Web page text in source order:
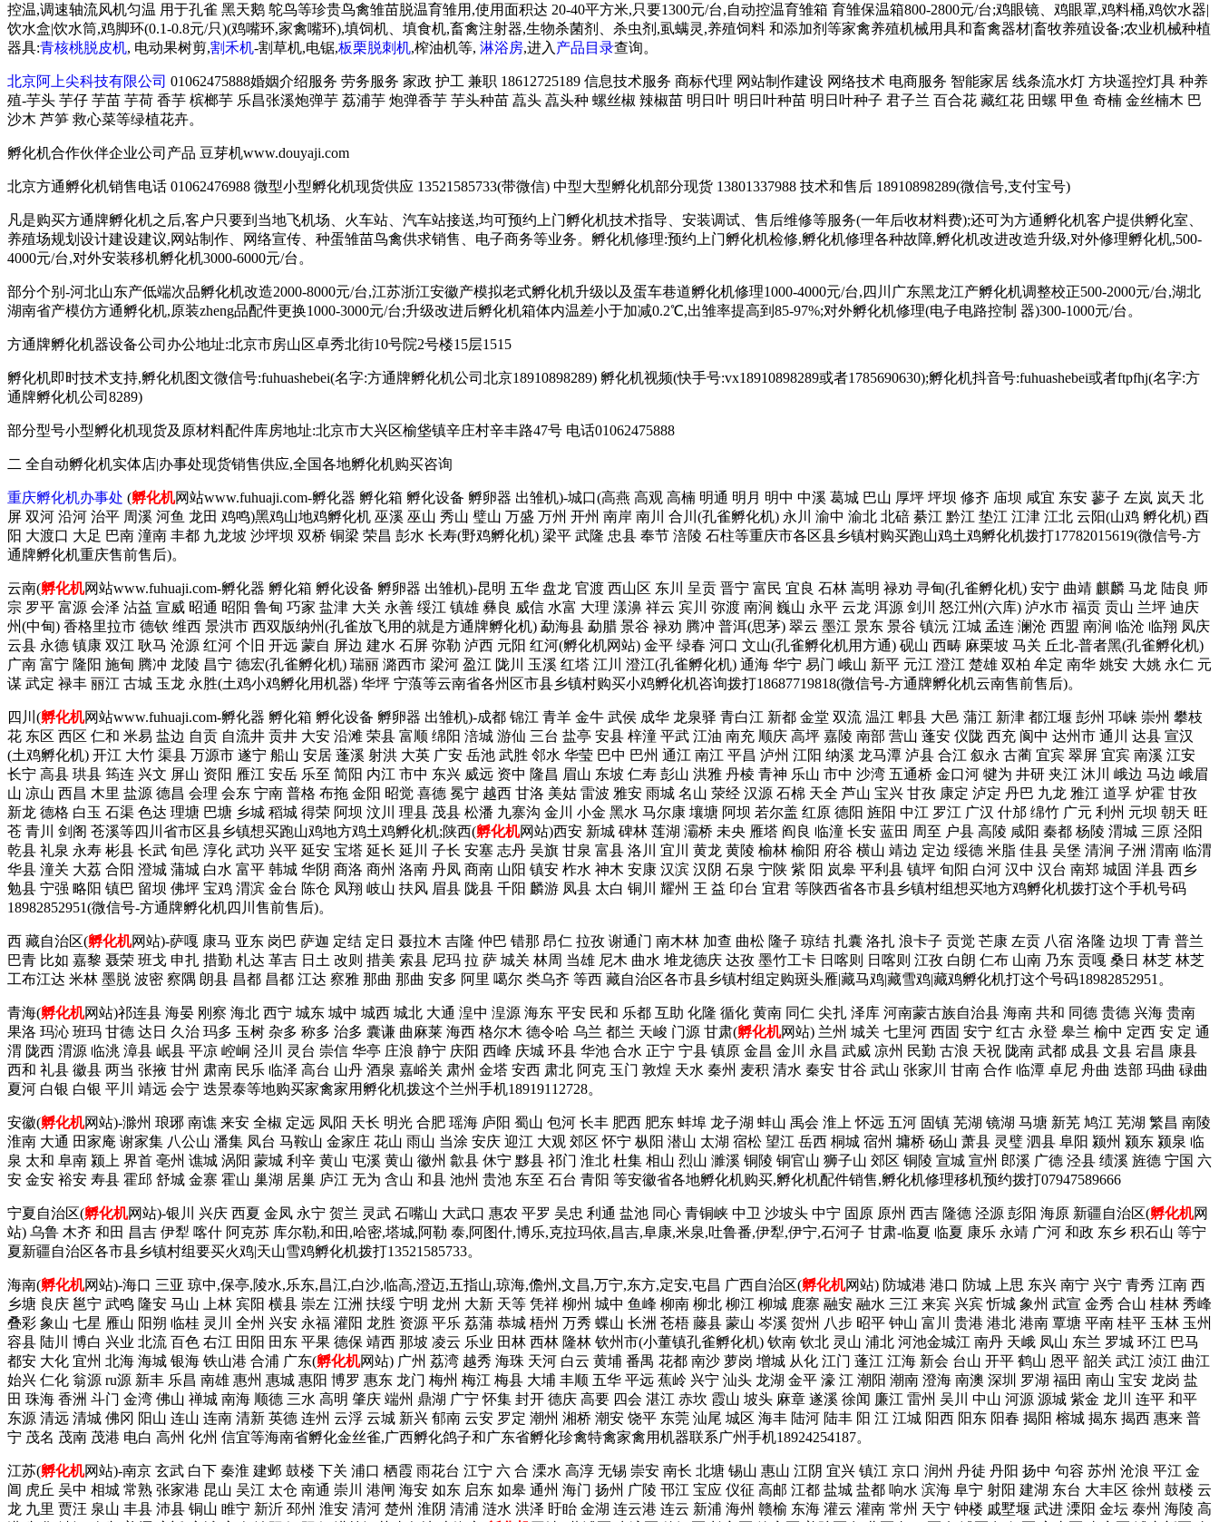
控温,调速轴流风机匀温 用于孔雀 黑天鹅 鸵鸟等珍贵鸟禽雏苗脱温育雏用,使用面积达 20-40平方米,只要1300元/台,自动控温育雏箱 育雏保温箱800-2800元/台;鸡眼镜、鸡眼罩,鸡料桶,鸡饮水器|
饮水盒|饮水筒,鸡脚环(0.1-0.8元/只)(鸡嘴环,家禽嘴环),填饲机、填食机,畜禽注射器,生物杀菌剂、杀虫剂,虱螨灵,养殖饲料 和添加剂等家禽养殖机械用具和畜禽器材|畜牧养殖设备;农业机械种植
器具:青核桃脱皮机, 电动果树剪,割禾机-割草机,电锯,板栗脱刺机,榨油机等, 淋浴房,进入 产品目录查询。
北京阿上尖科技有限公司 01062475888婚姻介绍服务 劳务服务 家政 护工 兼职 18612725189 信息技术服务 商标代理 网站制作建设 网络技术 电商服务 智能家居 线条流水灯 方块遥控灯具 种养
殖-芋头 芋仔 芋苗 芋荷 香芋 槟榔芋 乐昌张溪炮弹芋 荔浦芋 炮弹香芋 芋头种苗 藠头 藠头种 螺丝椒 辣椒苗 明日叶 明日叶种苗 明日叶种子 君子兰 百合花 藏红花 田螺 甲鱼 奇楠 金丝楠木 巴
沙木 芦笋 救心菜等绿植花卉。
孵化机合作伙伴企业公司产品 豆芽机www.douyaji.com
北京方通孵化机销售电话 01062476988 微型小型孵化机现货供应 13521585733(带微信) 中型大型孵化机部分现货 13801337988 技术和售后 18910898289(微信号,支付宝号)
凡是购买方通牌孵化机之后,客户只要到当地飞机场、火车站、汽车站接送,均可预约上门孵化机技术指导、安装调试、售后维修等服务(一年后收材料费);还可为方通孵化机客户提供孵化室、
养殖场规划设计建设建议,网站制作、网络宣传、种蛋雏苗鸟禽供求销售、电子商务等业务。孵化机修理:预约上门孵化机检修,孵化机修理各种故障,孵化机改进改造升级,对外修理孵化机,500-
4000元/台,对外安装移机孵化机3000-6000元/台。
部分个别-河北山东产低端次品孵化机改造2000-8000元/台,江苏浙江安徽产模拟老式孵化机升级以及蛋车巷道孵化机修理1000-4000元/台,四川广东黑龙江产孵化机调整校正500-2000元/台,湖北
湖南省产模仿方通孵化机,原装zheng品配件更换1000-3000元/台;升级改进后孵化机箱体内温差小于加减0.2℃,出雏率提高到85-97%;对外孵化机修理(电子电路控制 器)300-1000元/台。
方通牌孵化机器设备公司办公地址:北京市房山区卓秀北街10号院2号楼15层1515
孵化机即时技术支持,孵化机图文微信号:fuhuashebei(名字:方通牌孵化机公司北京18910898289) 孵化机视频(快手号:vx18910898289或者1785690630);孵化机抖音号:fuhuashebei或者ftpfhj(名字:方
通牌孵化机公司8289)
部分型号小型孵化机现货及原材料配件库房地址:北京市大兴区榆垡镇辛庄村辛丰路47号 电话01062475888
二 全自动孵化机实体店|办事处现货销售供应,全国各地孵化机购买咨询
重庆孵化机办事处 (孵化机网站www.fuhuaji.com-孵化器 孵化箱 孵化设备 孵卵器 出雏机)-城口(高燕 高观 高楠 明通 明月 明中 中溪 葛城 巴山 厚坪 坪坝 修齐 庙坝 咸宜 东安 蓼子 左岚 岚天 北
屏 双河 沿河 治平 周溪 河鱼 龙田 鸡鸣)黑鸡山地鸡孵化机 巫溪 巫山 秀山 璧山 万盛 万州 开州 南岸 南川 合川(孔雀孵化机) 永川 渝中 渝北 北碚 綦江 黔江 垫江 江津 江北 云阳(山鸡 孵化机) 酉
阳 大渡口 大足 巴南 潼南 丰都 九龙坡 沙坪坝 双桥 铜梁 荣昌 彭水 长寿(野鸡孵化机) 梁平 武隆 忠县 奉节 涪陵 石柱等重庆市各区县乡镇村购买跑山鸡土鸡孵化机拨打17782015619(微信号-方
通牌孵化机重庆售前售后)。
云南(孵化机网站www.fuhuaji.com-孵化器 孵化箱 孵化设备 孵卵器 出雏机)-昆明 五华 盘龙 官渡 西山区 东川 呈贡 晋宁 富民 宜良 石林 嵩明 禄劝 寻甸(孔雀孵化机) 安宁 曲靖 麒麟 马龙 陆良 师
宗 罗平 富源 会泽 沾益 宣威 昭通 昭阳 鲁甸 巧家 盐津 大关 永善 绥江 镇雄 彝良 威信 水富 大理 漾濞 祥云 宾川 弥渡 南涧 巍山 永平 云龙 洱源 剑川 怒江州(六库) 泸水市 福贡 贡山 兰坪 迪庆
州(中甸) 香格里拉市 德钦 维西 景洪市 西双版纳州(孔雀放飞用的就是方通牌孵化机) 勐海县 勐腊 景谷 禄劝 腾冲 普洱(思茅) 翠云 墨江 景东 景谷 镇沅 江城 孟连 澜沧 西盟 南涧 临沧 临翔 凤庆
云县 永德 镇康 双江 耿马 沧源 红河 个旧 开远 蒙自 屏边 建水 石屏 弥勒 泸西 元阳 红河(孵化机网站) 金平 绿春 河口 文山(孔雀孵化机用方通) 砚山 西畴 麻栗坡 马关 丘北-普者黑(孔雀孵化机)
广南 富宁 隆阳 施甸 腾冲 龙陵 昌宁 德宏(孔雀孵化机) 瑞丽 潞西市 梁河 盈江 陇川 玉溪 红塔 江川 澄江(孔雀孵化机) 通海 华宁 易门 峨山 新平 元江 澄江 楚雄 双柏 牟定 南华 姚安 大姚 永仁 元
谋 武定 禄丰 丽江 古城 玉龙 永胜(土鸡小鸡孵化用机器) 华坪 宁蒗等云南省各州区市县乡镇村购买小鸡孵化机咨询拨打18687719818(微信号-方通牌孵化机云南售前售后)。
四川(孵化机网站www.fuhuaji.com-孵化器 孵化箱 孵化设备 孵卵器 出雏机)-成都 锦江 青羊 金牛 武侯 成华 龙泉驿 青白江 新都 金堂 双流 温江 郫县 大邑 蒲江 新津 都江堰 彭州 邛崃 崇州 攀枝
花 东区 西区 仁和 米易 盐边 自贡 自流井 贡井 大安 沿滩 荣县 富顺 绵阳 涪城 游仙 三台 盐亭 安县 梓潼 平武 江油 南充 顺庆 高坪 嘉陵 南部 营山 蓬安 仪陇 西充 阆中 达州市 通川 达县 宣汉
(土鸡孵化机) 开江 大竹 渠县 万源市 遂宁 船山 安居 蓬溪 射洪 大英 广安 岳池 武胜 邻水 华莹 巴中 巴州 通江 南江 平昌 泸州 江阳 纳溪 龙马潭 泸县 合江 叙永 古蔺 宜宾 翠屏 宜宾 南溪 江安
长宁 高县 珙县 筠连 兴文 屏山 资阳 雁江 安岳 乐至 简阳 内江 市中 东兴 威远 资中 隆昌 眉山 东坡 仁寿 彭山 洪雅 丹棱 青神 乐山 市中 沙湾 五通桥 金口河 犍为 井研 夹江 沐川 峨边 马边 峨眉
山 凉山 西昌 木里 盐源 德昌 会理 会东 宁南 普格 布拖 金阳 昭觉 喜德 冕宁 越西 甘洛 美姑 雷波 雅安 雨城 名山 荥经 汉源 石棉 天全 芦山 宝兴 甘孜 康定 泸定 丹巴 九龙 雅江 道孚 炉霍 甘孜
新龙 德格 白玉 石渠 色达 理塘 巴塘 乡城 稻城 得荣 阿坝 汶川 理县 茂县 松潘 九寨沟 金川 小金 黑水 马尔康 壤塘 阿坝 若尔盖 红原 德阳 旌阳 中江 罗江 广汉 什邡 绵竹 广元 利州 元坝 朝天 旺
苍 青川 剑阁 苍溪等四川省市区县乡镇想买跑山鸡地方鸡土鸡孵化机;陕西(孵化机网站)西安 新城 碑林 莲湖 灞桥 未央 雁塔 阎良 临潼 长安 蓝田 周至 户县 高陵 咸阳 秦都 杨陵 渭城 三原 泾阳
乾县 礼泉 永寿 彬县 长武 旬邑 淳化 武功 兴平 延安 宝塔 延长 延川 子长 安塞 志丹 吴旗 甘泉 富县 洛川 宜川 黄龙 黄陵 榆林 榆阳 府谷 横山 靖边 定边 绥德 米脂 佳县 吴堡 清涧 子洲 渭南 临渭
华县 潼关 大荔 合阳 澄城 蒲城 白水 富平 韩城 华阴 商洛 商州 洛南 丹凤 商南 山阳 镇安 柞水 神木 安康 汉滨 汉阴 石泉 宁陕 紫 阳 岚皋 平利县 镇坪 旬阳 白河 汉中 汉台 南郑 城固 洋县 西乡
勉县 宁强 略阳 镇巴 留坝 佛坪 宝鸡 渭滨 金台 陈仓 凤翔 岐山 扶风 眉县 陇县 千阳 麟游 凤县 太白 铜川 耀州 王 益 印台 宜君 等陕西省各市县乡镇村组想买地方鸡孵化机拨打这个手机号码
18982852951(微信号-方通牌孵化机四川售前售后)。
西 藏自治区(孵化机网站)-萨嘎 康马 亚东 岗巴 萨迦 定结 定日 聂拉木 吉隆 仲巴 错那 昂仁 拉孜 谢通门 南木林 加查 曲松 隆子 琼结 扎囊 洛扎 浪卡子 贡觉 芒康 左贡 八宿 洛隆 边坝 丁青 普兰
巴青 比如 嘉黎 聂荣 班戈 申扎 措勤 札达 革吉 日土 改则 措美 索县 尼玛 拉 萨 城关 林周 当雄 尼木 曲水 堆龙德庆 达孜 墨竹工卡 日喀则 日喀则 江孜 白朗 仁布 山南 乃东 贡嘎 桑日 林芝 林芝
工布江达 米林 墨脱 波密 察隅 朗县 昌都 昌都 江达 察雅 那曲 那曲 安多 阿里 噶尔 类乌齐 等西 藏自治区各市县乡镇村组定购斑头雁|藏马鸡|藏雪鸡|藏鸡孵化机打这个号码18982852951。
青海(孵化机网站)祁连县 海晏 刚察 海北 西宁 城东 城中 城西 城北 大通 湟中 湟源 海东 平安 民和 乐都 互助 化隆 循化 黄南 同仁 尖扎 泽库 河南蒙古族自治县 海南 共和 同德 贵德 兴海 贵南
果洛 玛沁 班玛 甘德 达日 久治 玛多 玉树 杂多 称多 治多 囊谦 曲麻莱 海西 格尔木 德令哈 乌兰 都兰 天峻 门源 甘肃(孵化机网站) 兰州 城关 七里河 西固 安宁 红古 永登 皋兰 榆中 定西 安 定 通
渭 陇西 渭源 临洮 漳县 岷县 平凉 崆峒 泾川 灵台 崇信 华亭 庄浪 静宁 庆阳 西峰 庆城 环县 华池 合水 正宁 宁县 镇原 金昌 金川 永昌 武威 凉州 民勤 古浪 天祝 陇南 武都 成县 文县 宕昌 康县
西和 礼县 徽县 两当 张掖 甘州 肃南 民乐 临泽 高台 山丹 酒泉 嘉峪关 肃州 金塔 安西 肃北 阿克 玉门 敦煌 天水 秦州 麦积 清水 秦安 甘谷 武山 张家川 甘南 合作 临潭 卓尼 舟曲 迭部 玛曲 碌曲
夏河 白银 白银 平川 靖远 会宁 迭景泰等地购买家禽家用孵化机拨这个兰州手机18919112728。
安徽(孵化机网站)-滁州 琅琊 南谯 来安 全椒 定远 凤阳 天长 明光 合肥 瑶海 庐阳 蜀山 包河 长丰 肥西 肥东 蚌埠 龙子湖 蚌山 禹会 淮上 怀远 五河 固镇 芜湖 镜湖 马塘 新芜 鸠江 芜湖 繁昌 南陵
淮南 大通 田家庵 谢家集 八公山 潘集 凤台 马鞍山 金家庄 花山 雨山 当涂 安庆 迎江 大观 郊区 怀宁 枞阳 潜山 太湖 宿松 望江 岳西 桐城 宿州 墉桥 砀山 萧县 灵璧 泗县 阜阳 颍州 颍东 颍泉 临
泉 太和 阜南 颍上 界首 亳州 谯城 涡阳 蒙城 利辛 黄山 屯溪 黄山 徽州 歙县 休宁 黟县 祁门 淮北 杜集 相山 烈山 濉溪 铜陵 铜官山 狮子山 郊区 铜陵 宣城 宣州 郎溪 广德 泾县 绩溪 旌德 宁国 六
安 金安 裕安 寿县 霍邱 舒城 金寨 霍山 巢湖 居巢 庐江 无为 含山 和县 池州 贵池 东至 石台 青阳 等安徽省各地孵化机购买,孵化机配件销售,孵化机修理移机预约拨打07947589666
宁夏自治区(孵化机网站)-银川 兴庆 西夏 金凤 永宁 贺兰 灵武 石嘴山 大武口 惠农 平罗 吴忠 利通 盐池 同心 青铜峡 中卫 沙坡头 中宁 固原 原州 西吉 隆德 泾源 彭阳 海原 新疆自治区(孵化机网
站) 乌鲁 木齐 和田 昌吉 伊犁 喀什 阿克苏 库尔勒,和田,哈密,塔城,阿勒 泰,阿图什,博乐,克拉玛依,昌吉,阜康,米泉,吐鲁番,伊犁,伊宁,石河子 甘肃-临夏 临夏 康乐 永靖 广河 和政 东乡 积石山 等宁
夏新疆自治区各市县乡镇村组要买火鸡|天山雪鸡孵化机拨打13521585733。
海南(孵化机网站)-海口 三亚 琼中,保亭,陵水,乐东,昌江,白沙,临高,澄迈,五指山,琼海,儋州,文昌,万宁,东方,定安,屯昌 广西自治区(孵化机网站) 防城港 港口 防城 上思 东兴 南宁 兴宁 青秀 江南 西
乡塘 良庆 邕宁 武鸣 隆安 马山 上林 宾阳 横县 崇左 江洲 扶绥 宁明 龙州 大新 天等 凭祥 柳州 城中 鱼峰 柳南 柳北 柳江 柳城 鹿寨 融安 融水 三江 来宾 兴宾 忻城 象州 武宣 金秀 合山 桂林 秀峰
叠彩 象山 七星 雁山 阳朔 临桂 灵川 全州 兴安 永福 灌阳 龙胜 资源 平乐 荔蒲 恭城 梧州 万秀 蝶山 长洲 苍梧 藤县 蒙山 岑溪 贺州 八步 昭平 钟山 富川 贵港 港北 港南 覃塘 平南 桂平 玉林 玉州
容县 陆川 博白 兴业 北流 百色 右江 田阳 田东 平果 德保 靖西 那坡 凌云 乐业 田林 西林 隆林 钦州市(小董镇孔雀孵化机) 钦南 钦北 灵山 浦北 河池金城江 南丹 天峨 凤山 东兰 罗城 环江 巴马
都安 大化 宜州 北海 海城 银海 铁山港 合浦 广东(孵化机网站) 广州 荔湾 越秀 海珠 天河 白云 黄埔 番禺 花都 南沙 萝岗 增城 从化 江门 蓬江 江海 新会 台山 开平 鹤山 恩平 韶关 武江 浈江 曲江
始兴 仁化 翁源 ru源 新丰 乐昌 南雄 惠州 惠城 惠阳 博罗 惠东 龙门 梅州 梅江 梅县 大埔 丰顺 五华 平远 蕉岭 兴宁 汕头 龙湖 金平 濠 江 潮阳 潮南 澄海 南澳 深圳 罗湖 福田 南山 宝安 龙岗 盐
田 珠海 香洲 斗门 金湾 佛山 禅城 南海 顺德 三水 高明 肇庆 端州 鼎湖 广宁 怀集 封开 德庆 高要 四会 湛江 赤坎 霞山 坡头 麻章 遂溪 徐闻 廉江 雷州 吴川 中山 河源 源城 紫金 龙川 连平 和平
东源 清远 清城 佛冈 阳山 连山 连南 清新 英德 连州 云浮 云城 新兴 郁南 云安 罗定 潮州 湘桥 潮安 饶平 东莞 汕尾 城区 海丰 陆河 陆丰 阳 江 江城 阳西 阳东 阳春 揭阳 榕城 揭东 揭西 惠来 普
宁 茂名 茂南 茂港 电白 高州 化州 信宜等海南省孵化金丝雀,广西孵化鸽子和广东省孵化珍禽特禽家禽用机器联系广州手机18924254187。
江苏(孵化机网站)-南京 玄武 白下 秦淮 建邺 鼓楼 下关 浦口 栖霞 雨花台 江宁 六 合 溧水 高淳 无锡 崇安 南长 北塘 锡山 惠山 江阴 宜兴 镇江 京口 润州 丹徒 丹阳 扬中 句容 苏州 沧浪 平江 金
阊 虎丘 吴中 相城 常熟 张家港 昆山 吴江 太仓 南通 崇川 港闸 海安 如东 启东 如皋 通州 海门 扬州 广陵 邗江 宝应 仪征 高邮 江都 盐城 盐都 响水 滨海 阜宁 射阳 建湖 东台 大丰区 徐州 鼓楼 云
龙 九里 贾汪 泉山 丰县 沛县 铜山 睢宁 新沂 邳州 淮安 清河 楚州 淮阴 清浦 涟水 洪泽 盱眙 金湖 连云港 连云 新浦 海州 赣榆 东海 灌云 灌南 常州 天宁 钟楼 戚墅堰 武进 溧阳 金坛 泰州 海陵 高